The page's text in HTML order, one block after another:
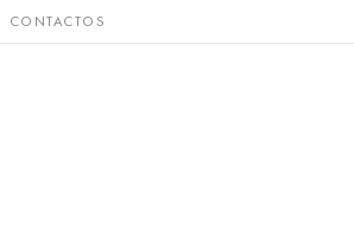
CONTACTOS
Bronce, cobre,